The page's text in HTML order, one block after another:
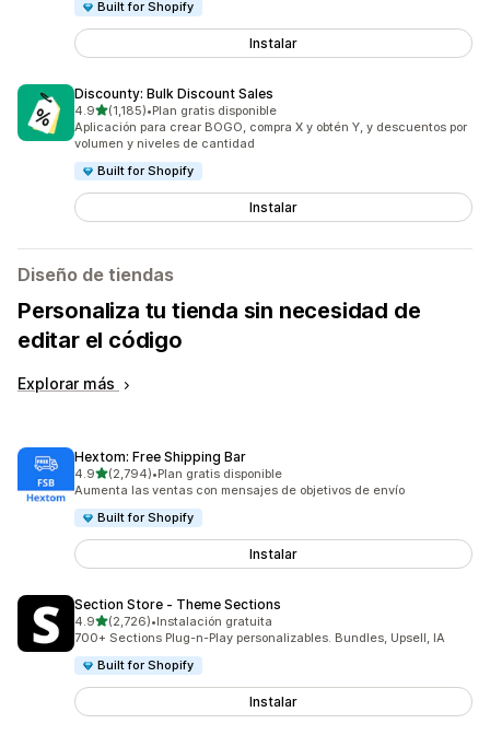
Built for Shopify
Instalar
Discounty: Bulk Discount Sales
4.9de 5 estrellas
(1,185)
1185 reseñas en total
•Plan gratis disponible
Aplicación para crear BOGO, compra X y obtén Y, y descuentos por
volumen y niveles de cantidad
Built for Shopify
Instalar
Diseño de tiendas
Personaliza tu tienda sin necesidad de
editar el código
Explorar más
Hextom: Free Shipping Bar
4.9de 5 estrellas
(2,794)
2794 reseñas en total
•Plan gratis disponible
Aumenta las ventas con mensajes de objetivos de envío
Built for Shopify
Instalar
Section Store ‑ Theme Sections
4.9de 5 estrellas
(2,726)
2726 reseñas en total
•Instalación gratuita
700+ Sections Plug-n-Play personalizables. Bundles, Upsell, IA
Built for Shopify
Instalar